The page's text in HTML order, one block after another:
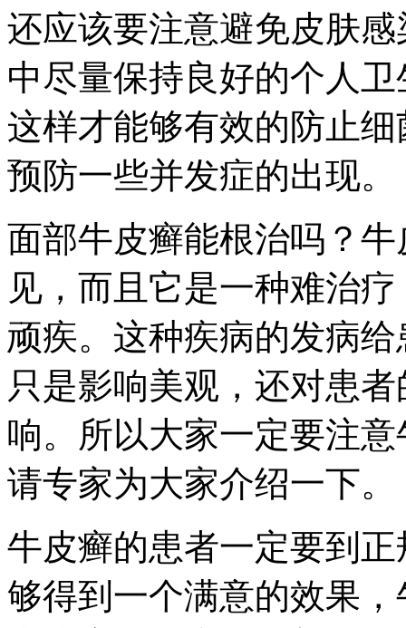
还应该要注意避免皮肤
中尽量保持良好的个人
这样才能够有效的防止
预防一些并发症的出现。
面部牛皮癣能根治吗？
见，而且它是一种难治
顽疾。这种疾病的发病
只是影响美观，还对患
响。所以大家一定要注
请专家为大家介绍一下。
牛皮癣的患者一定要到
够得到一个满意的效果